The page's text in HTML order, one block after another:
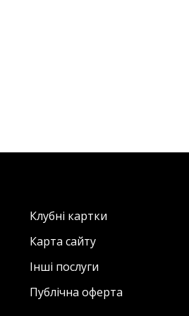
Клубні картки
Карта сайту
Інші послуги
Публічна оферта